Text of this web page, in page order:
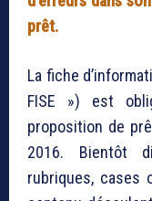
prêt.
La fiche
FISE ») est
proposition de
2016. Bientôt
rubriques, cases